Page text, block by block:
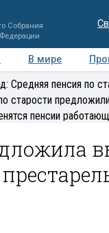
Собрания
В мире
Средняя пенсия по
старости
пенсии